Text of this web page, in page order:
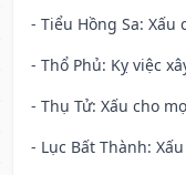
- Tiểu Hồng Sa: Xấu
- Thổ Phủ: Kỵ việc
- Thụ Tử: Xấu cho
- Lục Bất Thành: